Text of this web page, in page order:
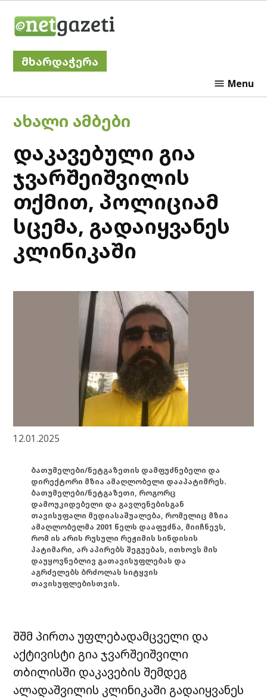
მხარდაჭერა
Menu
POSTED
ᲐᲮᲐᲚᲘ ᲐᲛᲑᲔᲑᲘ
დაკავებული გია
ჯვარშეიშვილის
თქმით, პოლიციამ
სცემა, გადაიყვანეს
კლინიკაში
12.01.2025
ბათუმელები/ნეტგაზეთის დამფუძნებელი და
დირექტორი მზია ამაღლობელი დააპატიმრეს.
ბათუმელები/ნეტგაზეთი, როგორც
დამოუკიდებელი და გავლენებისგან
თავისუფალი მედიასაშუალება, რომელიც მზია
ამაღლობელმა 2001 წელს დააფუძნა, მიიჩნევს,
რომ ის არის რუსული რეჟიმის სინდისის
პატიმარი, არ აპირებს შეგუებას, ითხოვს მის
დაუყოვნებლივ გათავისუფლებას და
აგრძელებს ბრძოლას სიტყვის
თავისუფლებისთვის.
შშმ პირთა უფლებადამცველი და
აქტივისტი გია ჯვარშეიშვილი
თბილისში დაკავების შემდეგ
ალადაშვილის კლინიკაში გადაიყვანეს